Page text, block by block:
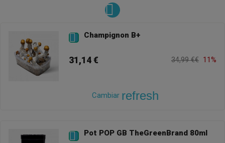
 Champignon B+
31,14 € 34,99 €€ 11%
Cambiar refresh
 Pot POP GB TheGreenBrand 80ml